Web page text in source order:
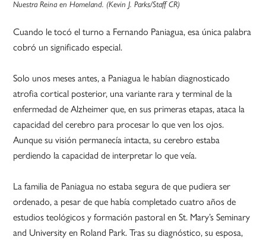
Nuestra Reina en Homeland. (Kevin J. Parks/Staff CR)
Cuando le tocó el turno a Fernando Paniagua, esa única palabra
cobró un significado especial.
Solo unos meses antes, a Paniagua le habían diagnosticado
atrofia cortical posterior, una variante rara y terminal de la
enfermedad de Alzheimer que, en sus primeras etapas, ataca la
capacidad del cerebro para procesar lo que ven los ojos.
Aunque su visión permanecía intacta, su cerebro estaba
perdiendo la capacidad de interpretar lo que veía.
La familia de Paniagua no estaba segura de que pudiera ser
ordenado, a pesar de que había completado cuatro años de
estudios teológicos y formación pastoral en St. Mary’s Seminary
and University en Roland Park. Tras su diagnóstico, su esposa,